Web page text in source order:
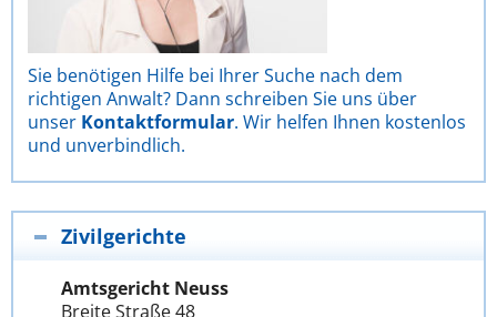
Sie benötigen Hilfe bei Ihrer Suche nach dem
richtigen Anwalt? Dann schreiben Sie uns über
unser Kontaktformular. Wir helfen Ihnen kostenlos
und unverbindlich.
Zivilgerichte
Amtsgericht Neuss
Breite Straße 48